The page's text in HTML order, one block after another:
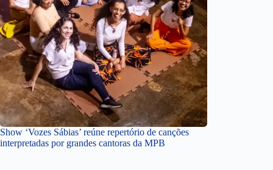
Show ‘Vozes Sábias’ reúne repertório de canções
interpretadas por grandes cantoras da MPB